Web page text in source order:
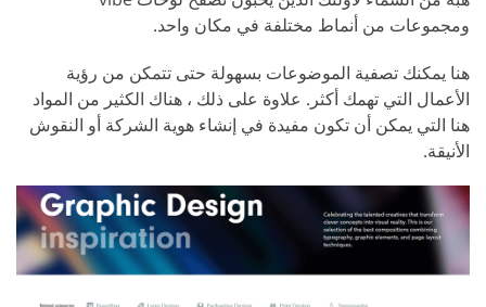
ومجموعات من أنماط مختلفة في مكان واحد.
هنا يمكنك تصفية الموضوعات بسهولة حتى تتمكن من رؤية
الأعمال التي تهمك أكثر. علاوة على ذلك ، هناك الكثير من المواد
هنا التي يمكن أن تكون مفيدة في إنشاء هوية الشركة أو النقوش
الأنيقة.